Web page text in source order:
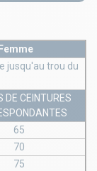
jusqu'au trou du
DE CEINTURES
65
70
75